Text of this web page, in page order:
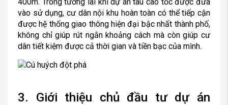
vào sử dụng, cư dân nội khu hoàn toàn có thể tiếp cận
được hệ thống giao thông hiện đại bậc nhất thành phố,
không chỉ giúp rút ngắn khoảng cách mà còn giúp cư
dân tiết kiệm được cả thời gian và tiền bạc của mình.
3. Giới thiệu chủ đầu tư dự án